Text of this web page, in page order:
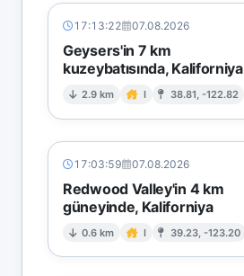
17:13:22 07.08.2026
Geysers'in 7 km
kuzeybatısında, Kaliforniya
2.9 km I 38.81, -122.82
17:03:59 07.08.2026
Redwood Valley'in 4 km
güneyinde, Kaliforniya
0.6 km I 39.23, -123.20